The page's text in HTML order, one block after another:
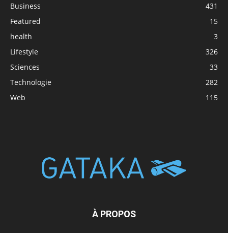
Business
431
Featured
15
health
3
Lifestyle
326
Sciences
33
Technologie
282
Web
115
À PROPOS